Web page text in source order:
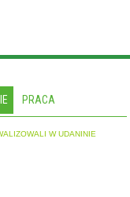
PRACA
W UDANINIE